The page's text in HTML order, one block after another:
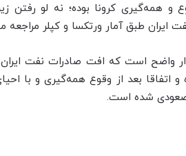
و همه‌گیری کرونا بوده؛ نه لو رفتن
ایران طبق آمار ورتکسا و کپلر مراجعه
و اتفاقا بعد از وقوع همه‌گیری و با
صعودی شده است.